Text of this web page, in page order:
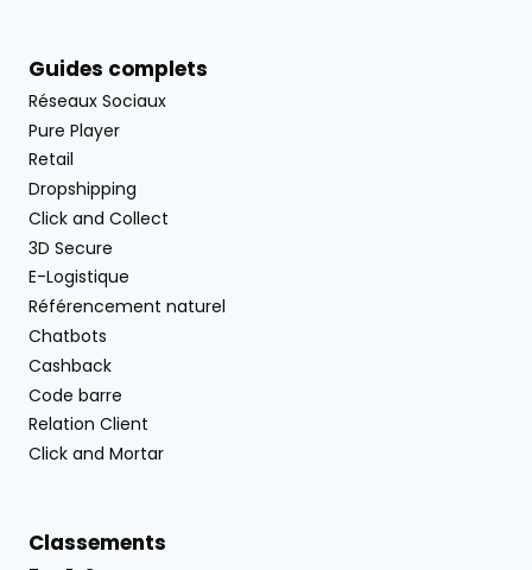
Guides complets
Réseaux Sociaux
Pure Player
Retail
Dropshipping
Click and Collect
3D Secure
E-Logistique
Référencement naturel
Chatbots
Cashback
Code barre
Relation Client
Click and Mortar
Classements